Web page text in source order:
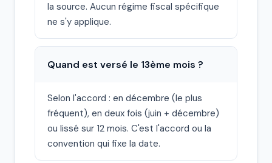
la source. Aucun régime fiscal spécifique
ne s'y applique.
Quand est versé le 13ème mois ?
Selon l'accord : en décembre (le plus
fréquent), en deux fois (juin + décembre)
ou lissé sur 12 mois. C'est l'accord ou la
convention qui fixe la date.